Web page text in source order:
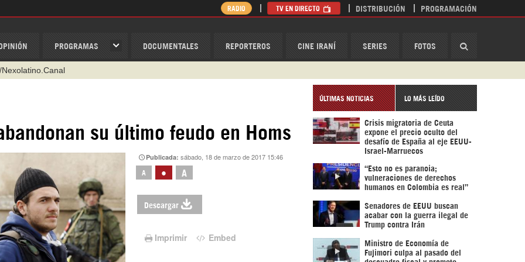
PROGRAMAS DOCUMENTALES REPORTEROS CINE IRANÍ SERIES FOTOS
RADIO TV EN DIRECTO DISTRIBUCIÓN PROGRAMACIÓN
79 29 404
su último feudo en Homs
Publicada:sábado, 18 de marzo de 2017 15:46
A • A
Descargar
Imprimir Embed
ÚLTIMAS NOTICIAS LO MÁS LEÍDO
Crisis migratoria de Ceuta
expone el precio oculto del
desafío de España al eje EEUU-
Israel-Marruecos
“Esto no es paranoia;
vulneraciones de derechos
humanos en Colombia es real”
Senadores de EEUU buscan
acabar con la guerra ilegal de
Trump contra Irán
Ministro de Economía de
Fujimori culpa al pasado del
descuadre fiscal y promete